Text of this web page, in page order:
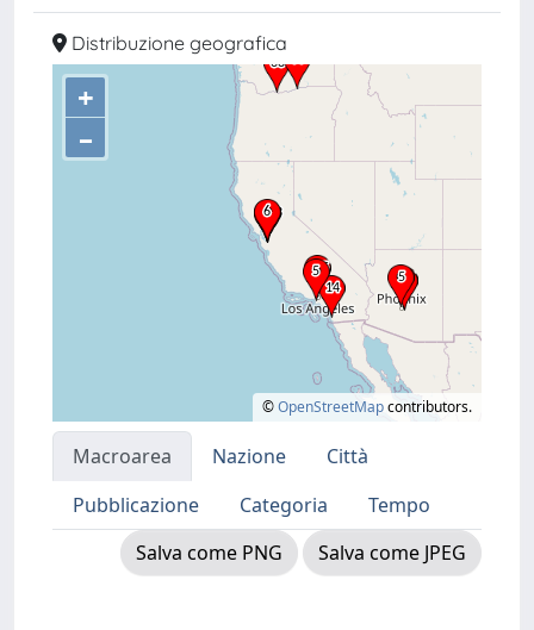
Distribuzione geografica
+
–
©OpenStreetMapcontributors.
Macroarea Nazione
Città
Pubblicazione
Categoria
Tempo
Salva come PNG
Salva come JPEG